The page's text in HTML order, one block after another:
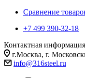
Сравнение
+7 499 390-32-18
Контактная информация
г.Москва, г.
info@316steel.ru